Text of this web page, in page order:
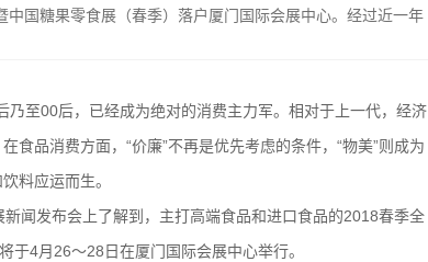
中国糖果零食展（春季）落户厦门国际会展中心。经过近一年
至00后，已经成为绝对的消费主力军。相对于上一代，经济
食品消费方面，“价廉”不再是优先考虑的条件，“物美”则成为
料应运而生。
闻发布会上了解到，主打高端食品和进口食品的2018春季全
于4月26～28日在厦门国际会展中心举行。